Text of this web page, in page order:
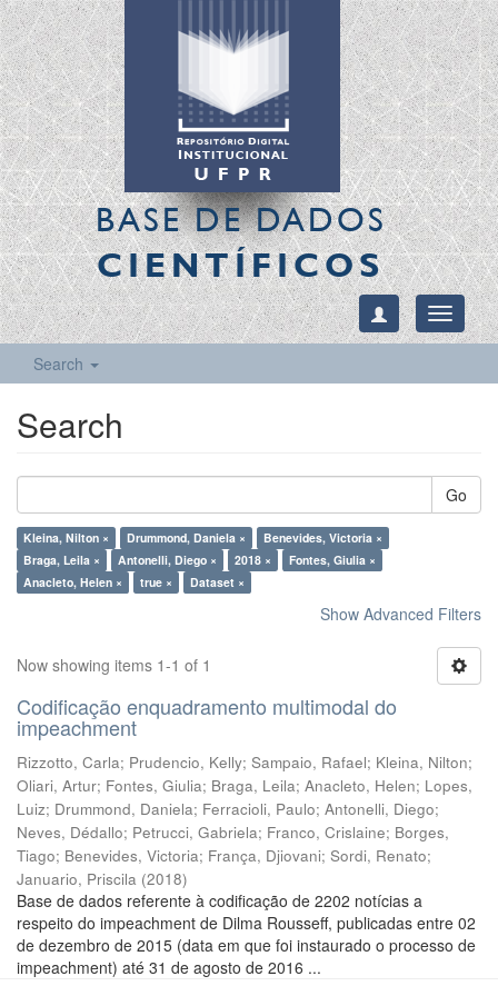
BASE DE DADOS
CIENTÍFICOS
Toggle
Search
Search
Go
Kleina, Nilton × Drummond, Daniela ×
Benevides, Victoria ×
Braga, Leila ×
Antonelli, Diego × 2018 ×
Fontes, Giulia ×
Anacleto, Helen ×
true × Dataset ×
Show Advanced Filters
Now showing items 1-1 of 1
Codificação enquadramento multimodal do
impeachment
Rizzotto, Carla; Prudencio, Kelly; Sampaio, Rafael; Kleina, Nilton;
Oliari, Artur; Fontes, Giulia; Braga, Leila; Anacleto, Helen; Lopes,
Luiz; Drummond, Daniela; Ferracioli, Paulo; Antonelli, Diego;
Neves, Dédallo; Petrucci, Gabriela; Franco, Crislaine; Borges,
Tiago; Benevides, Victoria; França, Djiovani; Sordi, Renato;
Januario, Priscila (2018)
Base de dados referente à codificação de 2202 notícias a
respeito do impeachment de Dilma Rousseff, publicadas entre 02
de dezembro de 2015 (data em que foi instaurado o processo de
impeachment) até 31 de agosto de 2016 ...